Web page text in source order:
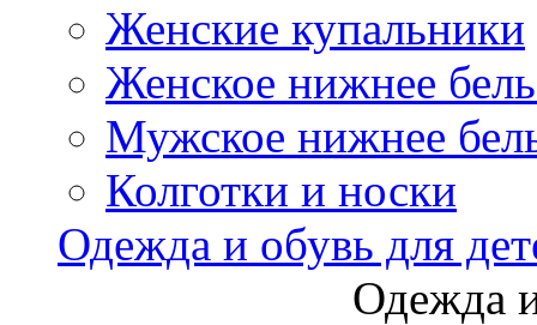
Женские купальники
Женское нижнее
Мужское нижнее
Колготки и носки
Одежда и обувь для
Одежда